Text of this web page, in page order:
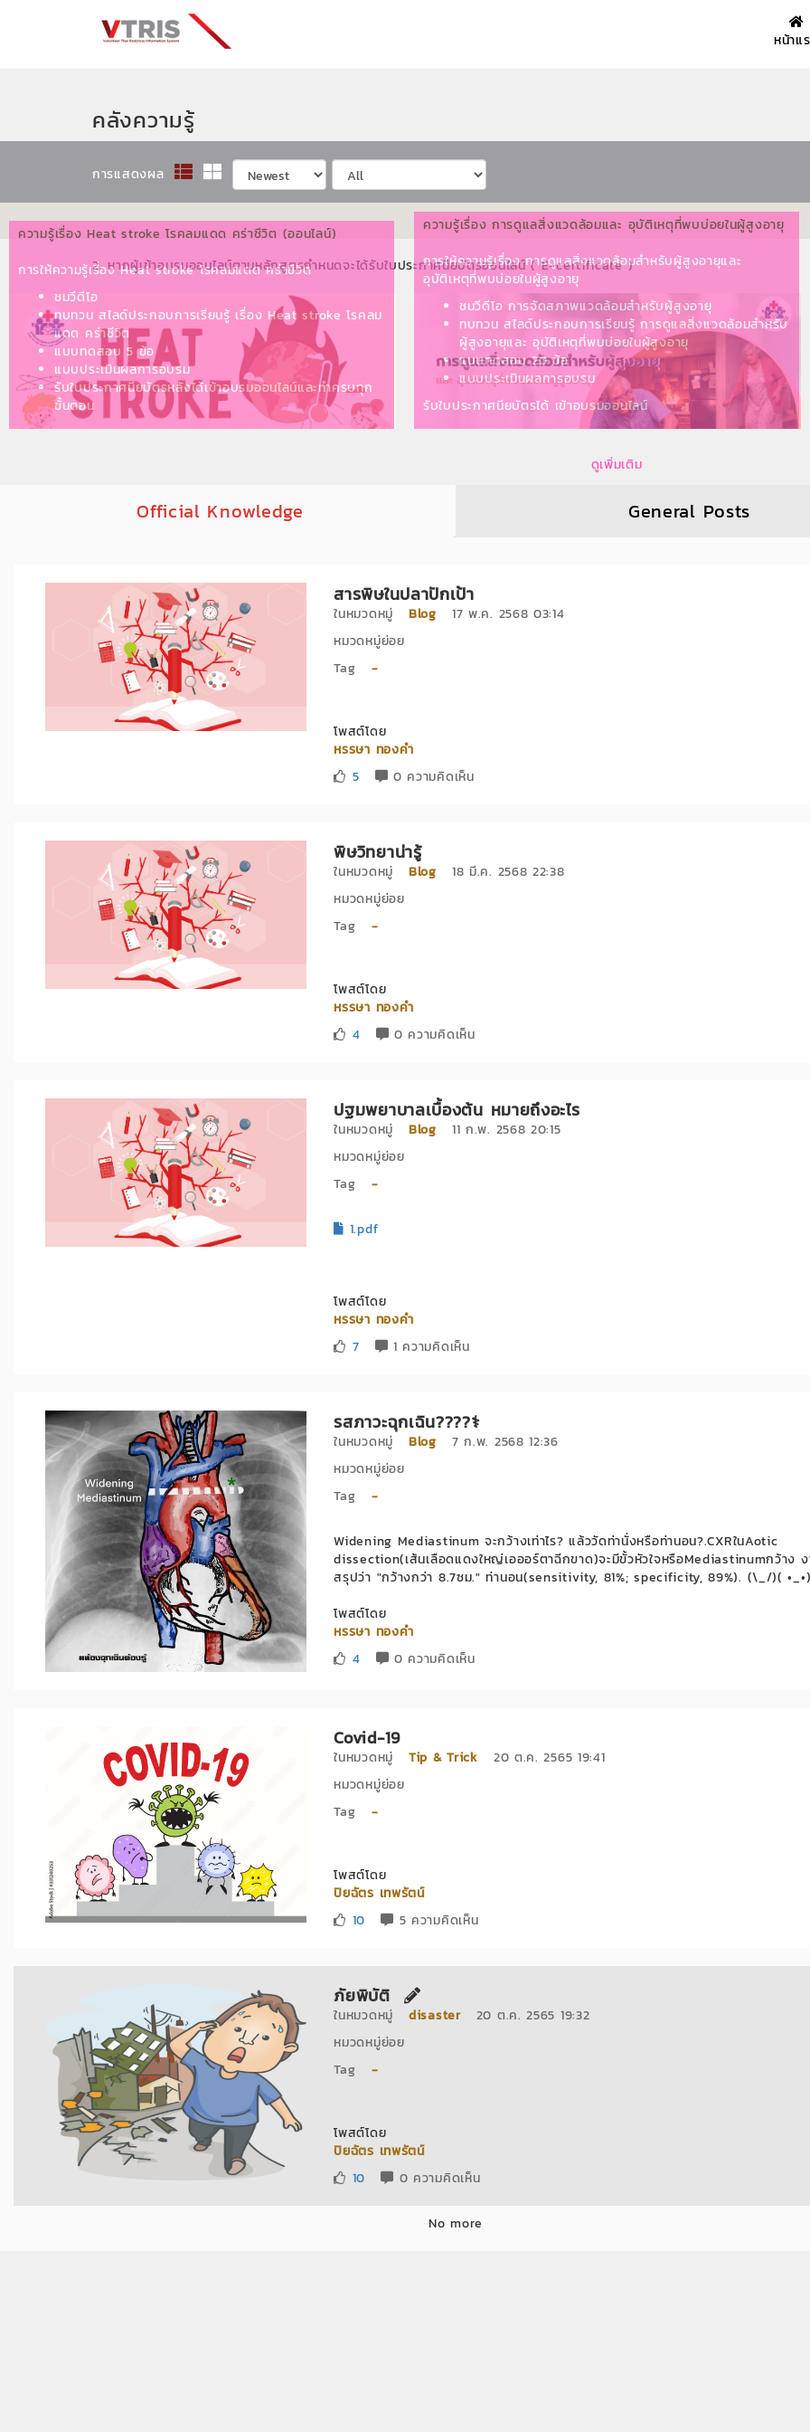
หน้าแ
คลังความรู้
การแสดงผล
2. หากผู้เข้าอบรมออนไลน์ตามหลักสูตรกำหนดจะได้รับใบประกาศนียบัตรออนไลน์ ( E-certificate )
ความรู้เรื่อง Heat stroke โรคลมแดด คร่าชีวิต (ออนไลน์)
การให้ความรู้เรื่อง Heat stroke โรคลมแดด คร่าชีวิต
ชมวีดีโอ
ทบทวน สไลด์ประกอบการเรียนรู้ เรื่อง Heat stroke โรคลม
แดด คร่าชีวิต
แบบทดสอบ 5 ข้อ
แบบประเมินผลการอบรม
รับใบประกาศนียบัตรหลังได้เข้าอบรมออนไลน์และทำครบทุก
ขั้นตอน
ความรู้เรื่อง การดูแลสิ่งแวดล้อมและ อุบัติเหตุที่พบบ่อยในผู้สูงอายุ
การให้ความรู้เรื่อง การดูแลสิ่งแวดล้อมสำหรับผู้สูงอายุและ
อุบัติเหตุที่พบบ่อยในผู้สูงอายุ
ชมวีดีโอ การจัดสภาพแวดล้อมสำหรับผู้สูงอายุ
ทบทวน สไลด์ประกอบการเรียนรู้ การดูแลสิ่งแวดล้อมสำหรับ
ผู้สูงอายุและ อุบัติเหตุที่พบบ่อยในผู้สูงอายุ
แบบทดสอบ 20 ข้อ
แบบประเมินผลการอบรม
รับใบประกาศนียบัตรได้ เข้าอบรมออนไลน์
ดูเพิ่มเติม
Official Knowledge General Posts
สารพิษในปลาปักเป้า
ในหมวดหมู่Blog 17 พ.ค. 2568 03:14
หมวดหมู่ย่อย
Tag -
โพสต์โดย
หรรษา ทองคำ
5
0 ความคิดเห็น
พิษวิทยาน่ารู้
ในหมวดหมู่Blog 18 มี.ค. 2568 22:38
หมวดหมู่ย่อย
Tag -
โพสต์โดย
หรรษา ทองคำ
4
0 ความคิดเห็น
ปฐมพยาบาลเบื้องต้น หมายถึงอะไร
ในหมวดหมู่Blog 11 ก.พ. 2568 20:15
หมวดหมู่ย่อย
Tag -
1.pdf
โพสต์โดย
หรรษา ทองคำ
7
1 ความคิดเห็น
รสภาวะฉุกเฉิน????‍⚕️
ในหมวดหมู่Blog 7 ก.พ. 2568 12:36
หมวดหมู่ย่อย
Tag -
Widening Mediastinum จะกว้างเท่าไร? แล้ววัดท่านั่งหรือท่านอน?.CXRในAotic
dissection(เส้นเลือดแดงใหญ่เอออร์ตาฉีกขาด)จะมีขั้วหัวใจหรือMediastinumกว้าง
สรุปว่า "กว้างกว่า 8.7ซม." ท่านอน(sensitivity, 81%; specificity, 89%). (\_/)(
โพสต์โดย
หรรษา ทองคำ
4
0 ความคิดเห็น
Covid-19
ในหมวดหมู่Tip & Trick 20 ต.ค. 2565 19:41
หมวดหมู่ย่อย
Tag -
โพสต์โดย
ปิยฉัตร เทพรัตน์
10
5 ความคิดเห็น
ภัยพิบัติ
ในหมวดหมู่disaster20 ต.ค. 2565 19:32
หมวดหมู่ย่อย
Tag -
โพสต์โดย
ปิยฉัตร เทพรัตน์
10
0 ความคิดเห็น
No more